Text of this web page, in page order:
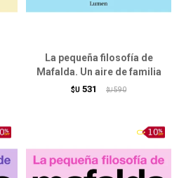
La pequeña filosofía de
Mafalda. Un aire de familia
$U 531 $U 590